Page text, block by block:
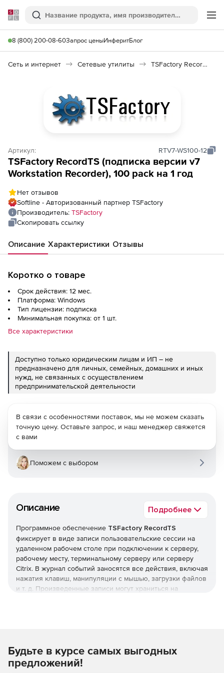
Softline
Поиск
8 (800) 200-08-60Запрос ценыИнферитБлог
Сеть и интернет Сетевые утилиты TSFactory RecordTS
Артикул: RTV7-WS100-12
TSFactory RecordTS (подписка версии v7
Workstation Recorder), 100 pack на 1 год
Нет отзывов
Softline - Авторизованный партнер TSFactory
Производитель: TSFactory
Скопировать ссылку
Описание Характеристики Отзывы
Коротко о товаре
Срок действия: 12 мес.
Платформа: Windows
Тип лицензии: подписка
Минимальная покупка: от 1 шт.
Все характеристики
Доступно только юридическим лицам и ИП – не
предназначено для личных, семейных, домашних и иных
нужд, не связанных с осуществлением
предпринимательской деятельности
Описание Подробнее
Программное обеспечение TSFactory RecordTS
фиксирует в виде записи пользовательские сессии на
удаленном рабочем столе при подключении к серверу,
рабочему месту, терминальному серверу или серверу
Citrix. В журнал событий заносятся все действия, включая
нажатия клавиш, манипуляции с мышью, загрузки файлов
и т. д. Произведенные записи могут храниться на
перематывая вперед или назад или переходя к
определенному моменту в видео.Программный
интерфейс RecordTS обеспечивает интеграцию в
В связи с особенностями поставок, мы не можем сказать
точную цену. Оставьте запрос, и наш менеджер свяжется
с вами
Поможем с выбором
Будьте в курсе самых выгодных
предложений!